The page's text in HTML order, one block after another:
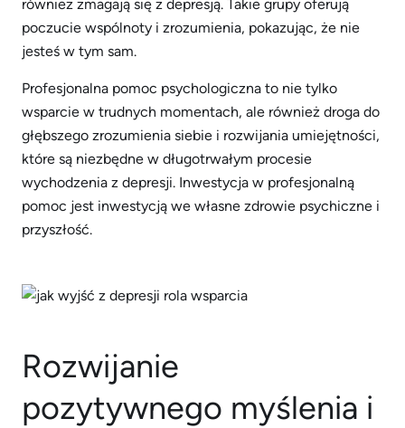
również zmagają się z depresją. Takie grupy oferują
poczucie wspólnoty i zrozumienia, pokazując, że nie
jesteś w tym sam.
Profesjonalna pomoc psychologiczna to nie tylko
wsparcie w trudnych momentach, ale również droga do
głębszego zrozumienia siebie i rozwijania umiejętności,
które są niezbędne w długotrwałym procesie
wychodzenia z depresji. Inwestycja w profesjonalną
pomoc jest inwestycją we własne zdrowie psychiczne i
przyszłość.
Rozwijanie
pozytywnego myślenia i